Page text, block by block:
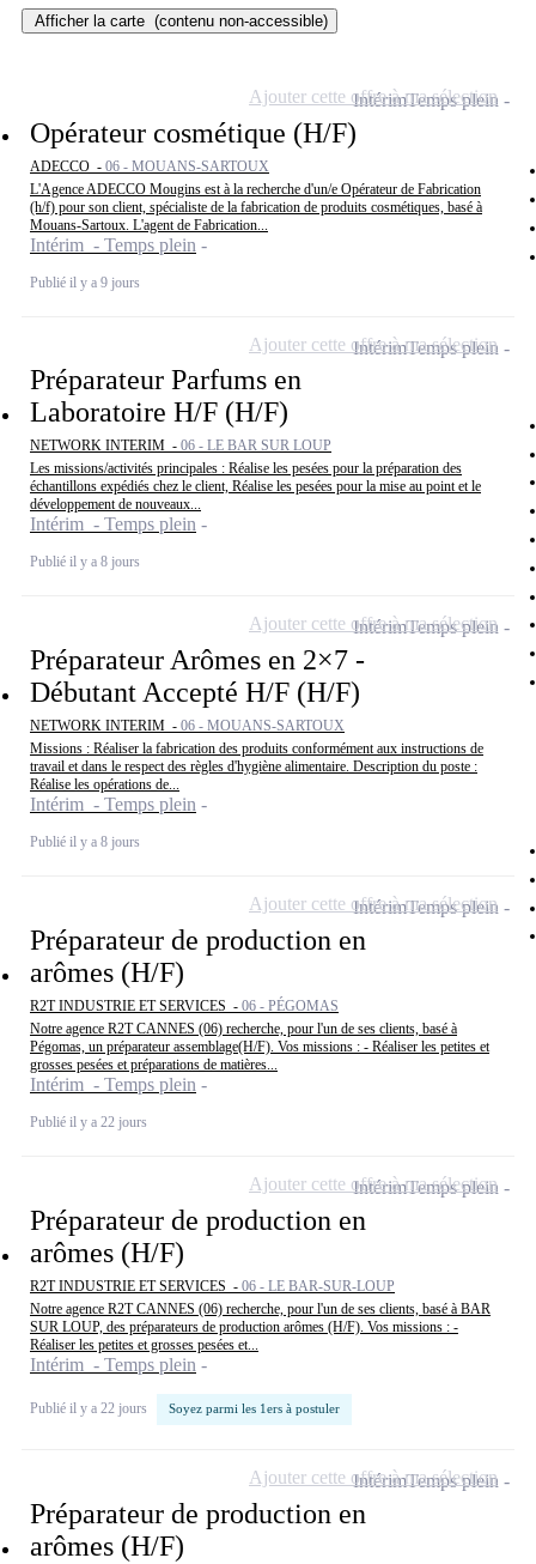
Afficher la carte (contenu non-accessible)
Opérateur cosmétique (H/F)
ADECCO - 06 - MOUANS-SARTOUX
L'Agence ADECCO Mougins est à la recherche d'un/e Opérateur de Fabrication
(h/f) pour son client, spécialiste de la fabrication de produits cosmétiques, basé à
Mouans-Sartoux. L'agent de Fabrication...
Intérim - Temps plein
Publié il y a 9 jours
IntérimTemps plein
Ajouter cette offre à ma sélection
Préparateur Parfums en
Laboratoire H/F (H/F)
NETWORK INTERIM - 06 - LE BAR SUR LOUP
Les missions/activités principales : Réalise les pesées pour la préparation des
échantillons expédiés chez le client, Réalise les pesées pour la mise au point et le
développement de nouveaux...
Intérim - Temps plein
Publié il y a 8 jours
IntérimTemps plein
Ajouter cette offre à ma sélection
Préparateur Arômes en 2×7 -
Débutant Accepté H/F (H/F)
NETWORK INTERIM - 06 - MOUANS-SARTOUX
Missions : Réaliser la fabrication des produits conformément aux instructions de
travail et dans le respect des règles d'hygiène alimentaire. Description du poste :
Réalise les opérations de...
Intérim - Temps plein
Publié il y a 8 jours
IntérimTemps plein
Ajouter cette offre à ma sélection
Préparateur de production en
arômes (H/F)
R2T INDUSTRIE ET SERVICES - 06 - PÉGOMAS
Notre agence R2T CANNES (06) recherche, pour l'un de ses clients, basé à
Pégomas, un préparateur assemblage(H/F). Vos missions : - Réaliser les petites et
grosses pesées et préparations de matières...
Intérim - Temps plein
Publié il y a 22 jours
IntérimTemps plein
Ajouter cette offre à ma sélection
Préparateur de production en
arômes (H/F)
R2T INDUSTRIE ET SERVICES - 06 - LE BAR-SUR-LOUP
Notre agence R2T CANNES (06) recherche, pour l'un de ses clients, basé à BAR
SUR LOUP, des préparateurs de production arômes (H/F). Vos missions : -
Réaliser les petites et grosses pesées et...
Intérim - Temps plein
Publié il y a 22 jours Soyez parmi les 1ers à postuler
IntérimTemps plein
Ajouter cette offre à ma sélection
Préparateur de production en
arômes (H/F)
IntérimTemps plein
Ajouter cette offre à ma sélection